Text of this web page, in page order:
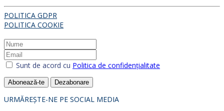
POLITICA GDPR
POLITICA COOKIE
Sunt de acord cu Politica de confidențialitate
Abonează-te Dezabonare
URMĂREȘTE-NE PE SOCIAL MEDIA